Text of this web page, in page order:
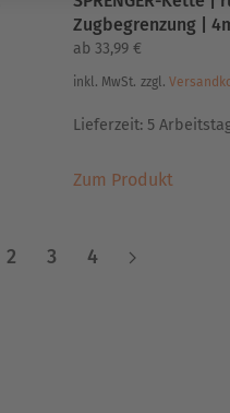
Zugbegrenzung |
ab 33,99 €
inkl. MwSt. zzgl.
Lieferzeit: 5
Zum ProduktProdukt
2 3 4